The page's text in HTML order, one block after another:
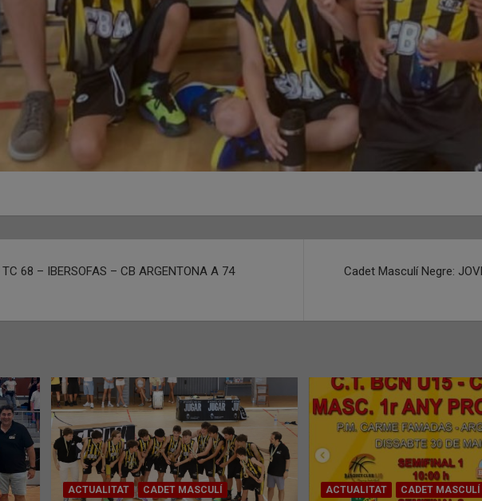
68 – IBERSOFAS – CB ARGENTONA A 74 Cadet Masculí Negre:
ACTUALITAT CADET MASCULÍ ACTUALITAT CADET MASCULÍ